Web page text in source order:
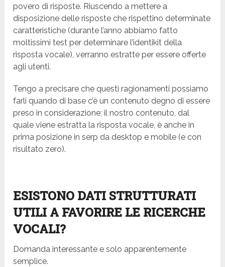
povero di risposte. Riuscendo a mettere a
disposizione delle risposte che rispettino determinate
caratteristiche (durante l’anno abbiamo fatto
moltissimi test per determinare l’identikit della
risposta vocale), verranno estratte per essere offerte
agli utenti.
Tengo a precisare che questi ragionamenti possiamo
farli quando di base c’è un contenuto degno di essere
preso in considerazione; il nostro contenuto, dal
quale viene estratta la risposta vocale, è anche in
prima posizione in serp da desktop e mobile (e con
risultato zero).
ESISTONO DATI STRUTTURATI
UTILI A FAVORIRE LE RICERCHE
VOCALI?
Domanda interessante e solo apparentemente
semplice.